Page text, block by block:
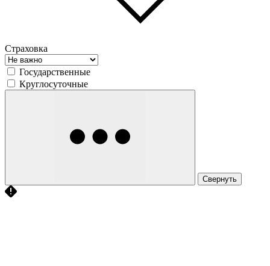
Страховка
Государственные
Круглосуточные
Свернуть